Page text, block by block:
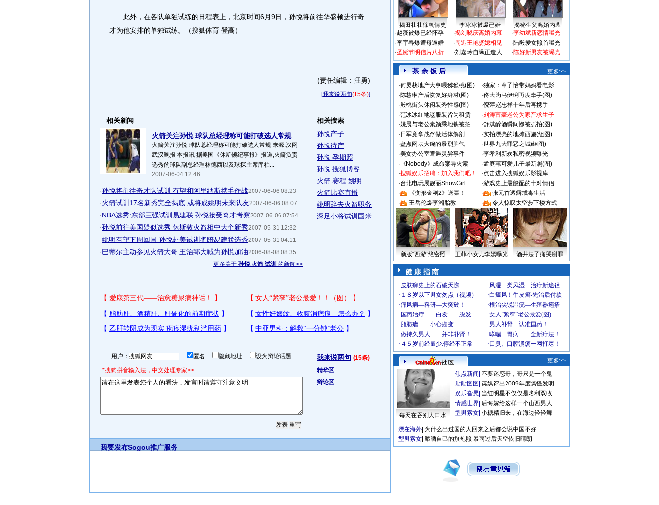
此外，在各队单独试练的日程表上，北京时间6月9日，孙悦将前往华盛顿进行奇
才为他安排的单独试练。（搜狐体育 登高）
(责任编辑：汪勇)
[我来说两句(15条)]
相关新闻
火箭关注孙悦 球队总经理称可能打破选人常规
火箭关注孙悦 球队总经理称可能打破选人常规 来源:汉网-
武汉晚报 本报讯 据美国《休斯顿纪事报》报道,火箭负责
选秀的球队副总经理林德西以及球探主席库柏...
2007-06-04 12:46
·孙悦将前往奇才队试训 有望和阿里纳斯携手作战2007-06-06 08:23
·火箭试训17名新秀完全揭底 或将成姚明未来队友2007-06-06 08:07
·NBA选秀:东部三强试训易建联 孙悦接受奇才考察2007-06-06 07:54
·孙悦前往美国疑似选秀 休斯敦火箭相中大个新秀2007-05-31 12:32
·姚明有望下周回国 孙悦赴美试训将陪易建联选秀2007-05-31 04:11
·巴蒂尔主动参见火箭大哥 王治郅大喊为孙悦加油2006-08-08 08:35
更多关于 孙悦 火箭 试训 的新闻>>
相关搜索
孙悦产子
孙悦待产
孙悦 孕期照
孙悦 搜狐博客
火箭 赛程 姚明
火箭比赛直播
姚明辞去火箭职务
深足小将试训国米
用户： 匿名 隐藏地址 设为辩论话题
*搜狗拼音输入法，中文处理专家>>
我来说两句 (15条)
精华区
辩论区
我要发布Sogou推广服务
揭田壮壮徐帆情史 李冰冰被爆已婚
揭秘生父离婚内幕
·赵薇被爆已经怀孕
·李宇春爆遭母逼婚
·圣诞节明信片八折
·揭刘晓庆离婚内幕
·周迅王艳婆媳相见
·刘嘉玲自曝正造人
·李幼斌新恋情曝光
·陆毅爱女照首曝光
·陈好新男友被曝光
茶 余 饭 后
更多>>
·何炅获地产大亨喂猕猴桃(图) ·独家：章子怡带妈妈看电影
·陈慧琳产后恢复好身材(图) ·佟大为马伊琍再度牵手(图)
·殷桃街头休闲装秀性感(图) ·倪萍赵忠祥十年后再携手
·范冰冰红地毯服装皆为租赁 ·刘涛富豪老公为家产求生子
·姚晨与老公素颜乘地铁被拍 ·舒淇醉酒瞬间惨被抓拍(图)
· 日军竟拿战俘做活体解剖 ·实拍漂亮的地摊西施(组图)
·盘点网坛大腕的暴烈脾气 ·世界九大罪恶之城(组图)
·美女办公室遭遇灵异事件 ·李孝利新欢私密视频曝光
· 《Nobody》成命案导火索 ·孟庭苇可爱儿子最新照(图)
·搜狐娱乐招聘：加入我们吧！ ·点击进入搜狐娱乐影视库
·台北电玩展靓丽ShowGirl ·游戏史上最般配的十对情侣
·
《变形金刚2》送票！ ·
张元首透露戒毒生活
·
王岳伦爆李湘胎教 · 令人惊叹太空步下楼方式
新版“西游”绝密照 王菲小女儿李嫣曝光 酒井法子痛哭谢罪
健 康 指 南
更多>>
每天在吞别人口水
焦点新闻 不要迷恋哥，哥只是一个鬼
贴贴图图 英媒评出2009年度搞怪发明
娱乐旮旯 当红明星不仅仅是名利双收
情感世界 后悔嫁给这样一个山西男人
型男索女 小糖精归来，在海边轻轻舞
漂在海外 为什么出过国的人回来之后都会说中国不好
型男索女 晒晒自己的旗袍照 暴雨过后天空依旧晴朗